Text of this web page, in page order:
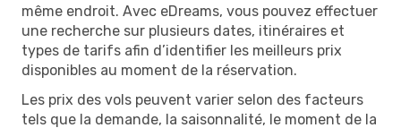
même endroit. Avec eDreams, vous pouvez effectuer
une recherche sur plusieurs dates, itinéraires et
types de tarifs afin d’identifier les meilleurs prix
disponibles au moment de la réservation.
Les prix des vols peuvent varier selon des facteurs
tels que la demande, la saisonnalité, le moment de la